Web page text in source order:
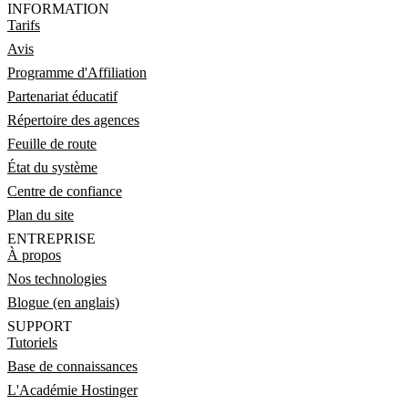
INFORMATION
Tarifs
Avis
Programme d'Affiliation
Partenariat éducatif
Répertoire des agences
Feuille de route
État du système
Centre de confiance
Plan du site
ENTREPRISE
À propos
Nos technologies
Blogue (en anglais)
SUPPORT
Tutoriels
Base de connaissances
L'Académie Hostinger